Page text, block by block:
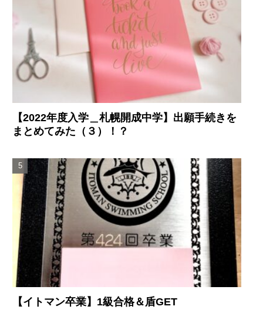
【2022年度入学＿札幌開成中学】出願手続きを
まとめてみた（３）！？
【イトマン卒業】1級合格＆盾GET